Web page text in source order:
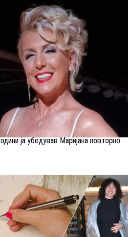
ја убедував Маријана повторно